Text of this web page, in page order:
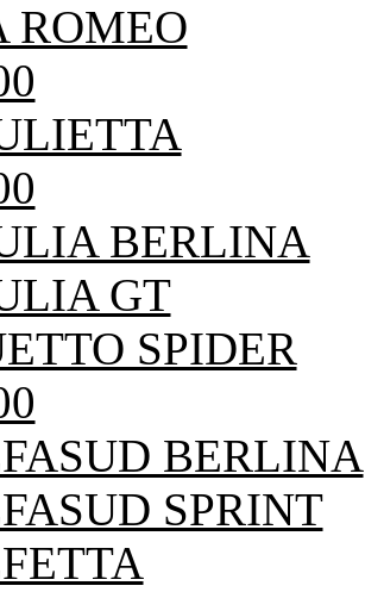
ROMEO
BERLINA
GT
SPIDER
BERLINA
SPRINT